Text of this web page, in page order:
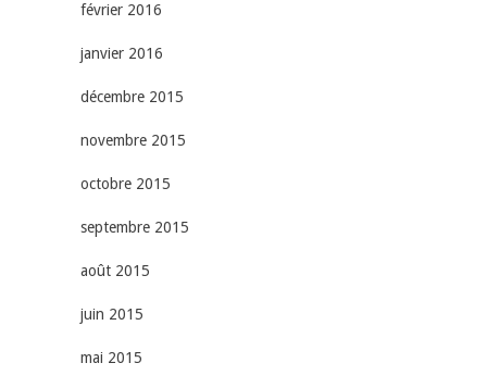
février 2016
janvier 2016
décembre 2015
novembre 2015
octobre 2015
septembre 2015
août 2015
juin 2015
mai 2015